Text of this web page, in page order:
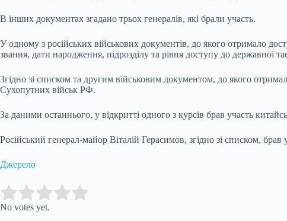
В інших документах згадано трьох генералів, які брали участь.
У одному з російських військових документів, до якого отримало
звання, дати народження, підрозділу та рівня доступу до державної
Згідно зі списком та другим військовим документом, до якого
Сухопутних військ РФ.
За даними останнього, у відкритті одного з курсів брав участь
Російський генерал-майор Віталій Герасимов, згідно зі списком, брав
Джерело
Rate this item:
No votes yet.